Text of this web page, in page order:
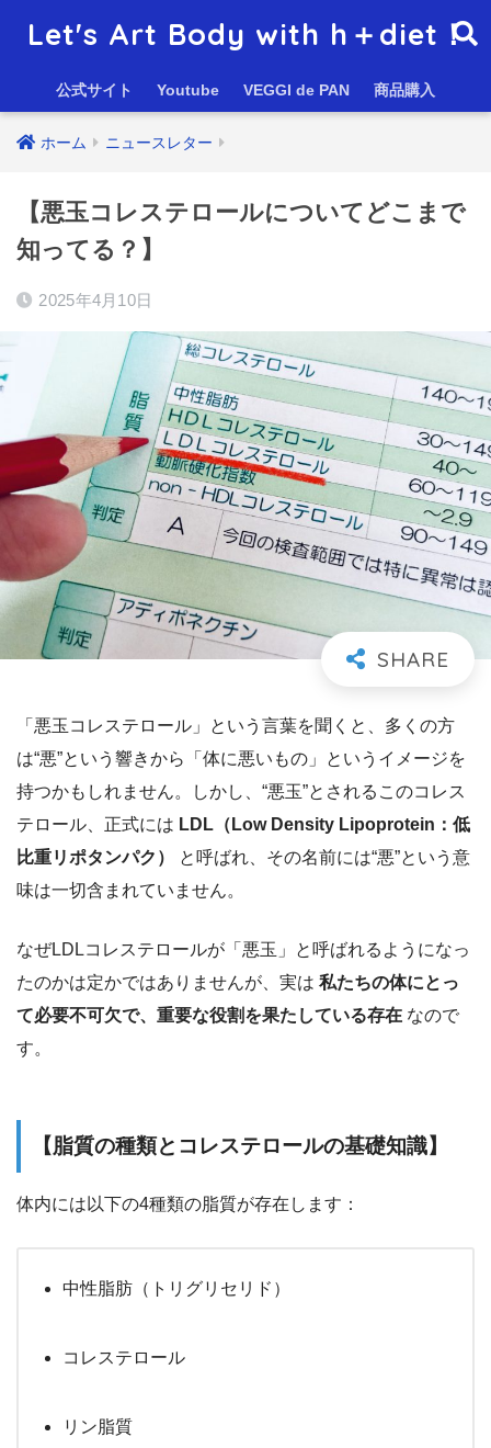
Let's Art Body with h＋diet！
公式サイト Youtube VEGGI de PAN 商品購入
ホーム ニュースレター
【悪玉コレステロールについてどこまで
知ってる？】
2025年4月10日
「悪玉コレステロール」という言葉を聞くと、多くの方
は“悪”という響きから「体に悪いもの」というイメージを
持つかもしれません。しかし、“悪玉”とされるこのコレス
テロール、正式には LDL（Low Density Lipoprotein：低
比重リポタンパク）
と呼ばれ、その名前には“悪”という意
味は一切含まれていません。
なぜLDLコレステロールが「悪玉」と呼ばれるようになっ
たのかは定かではありませんが、実は 私たちの体にとっ
て必要不可欠で、重要な役割を果たしている存在 なので
す。
【脂質の種類とコレステロールの基礎知識】
体内には以下の4種類の脂質が存在します：
中性脂肪（トリグリセリド）
コレステロール
リン脂質